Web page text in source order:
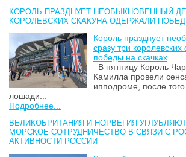
КОРОЛЬ ПРАЗДНУЕТ НЕОБЫКНОВЕННЫЙ
КОРОЛЕВСКИХ СКАКУНА ОДЕРЖАЛИ
Король празднует
сразу три
победы на скачках
В пятницу Король
Камилла провели
ипподроме, после того
лошади...
Подробнее...
ВЕЛИКОБРИТАНИЯ И НОРВЕГИЯ
МОРСКОЕ СОТРУДНИЧЕСТВО В СВЯЗИ С
АКТИВНОСТИ РОССИИ